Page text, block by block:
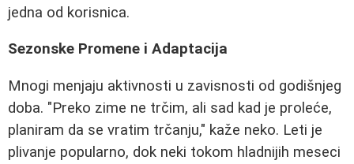
jedna od korisnica.
Sezonske Promene i Adaptacija
Mnogi menjaju aktivnosti u zavisnosti od godišnjeg
doba. "Preko zime ne trčim, ali sad kad je proleće,
planiram da se vratim trčanju," kaže neko. Leti je
plivanje popularno, dok neki tokom hladnijih meseci